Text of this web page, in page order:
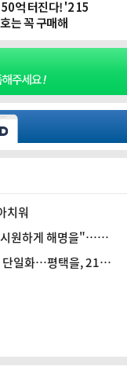
치워
원하게 해명을"…정
단일화…평택을, 21